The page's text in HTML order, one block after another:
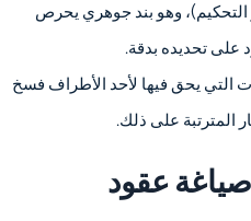
التحكيم)، وهو بند جوهري يحرص
على تحديده بدقة.
التي يحق فيها لأحد الأطراف فسخ
المترتبة على ذلك.
عقود